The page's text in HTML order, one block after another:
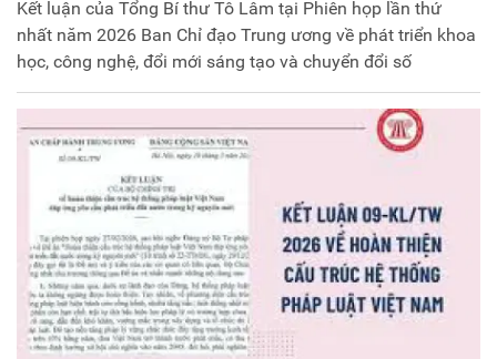
Kết luận của Tổng Bí thư Tô Lâm tại Phiên họp lần thứ
nhất năm 2026 Ban Chỉ đạo Trung ương về phát triển khoa
học, công nghệ, đổi mới sáng tạo và chuyển đổi số